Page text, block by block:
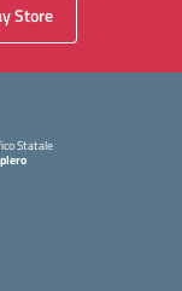
Store
Statale